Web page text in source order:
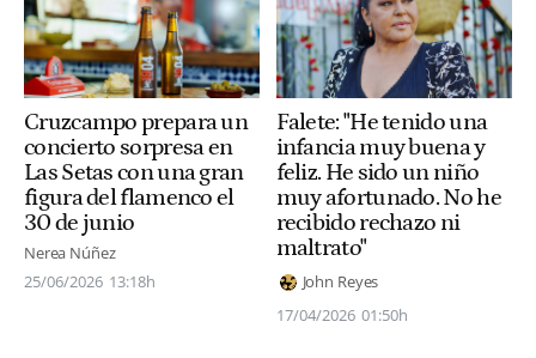
Cruzcampo prepara un
concierto sorpresa en
Las Setas con una gran
figura del flamenco el
30 de junio
Nerea Núñez
25/06/2026 13:18h
Falete: "He tenido una
infancia muy buena y
feliz. He sido un niño
muy afortunado. No he
recibido rechazo ni
maltrato"
John Reyes
17/04/2026 01:50h